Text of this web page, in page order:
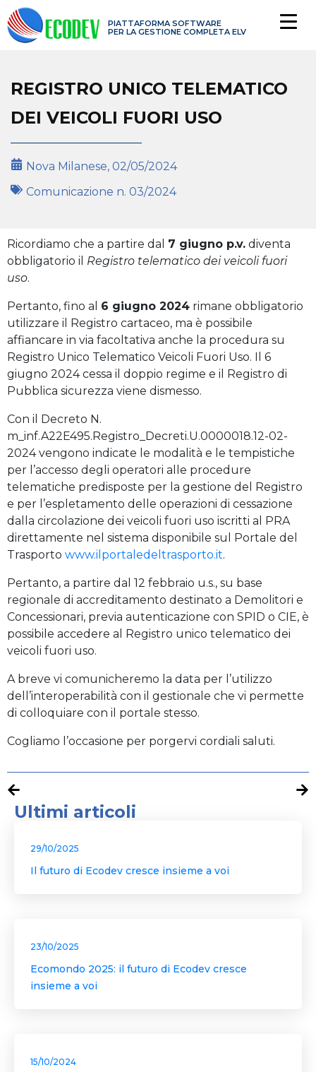
PIATTAFORMA SOFTWARE
PER LA GESTIONE COMPLETA ELV
REGISTRO UNICO TELEMATICO
DEI VEICOLI FUORI USO
Nova Milanese, 02/05/2024
Comunicazione n. 03/2024
Ricordiamo che a partire dal 7 giugno p.v. diventa
obbligatorio il Registro telematico dei veicoli fuori
uso.
Pertanto, fino al 6 giugno 2024 rimane obbligatorio
utilizzare il Registro cartaceo, ma è possibile
affiancare in via facoltativa anche la procedura su
Registro Unico Telematico Veicoli Fuori Uso. Il 6
giugno 2024 cessa il doppio regime e il Registro di
Pubblica sicurezza viene dismesso.
Con il Decreto N.
m_inf.A22E495.Registro_Decreti.U.0000018.12-02-
2024 vengono indicate le modalità e le tempistiche
per l’accesso degli operatori alle procedure
telematiche predisposte per la gestione del Registro
e per l’espletamento delle operazioni di cessazione
dalla circolazione dei veicoli fuori uso iscritti al PRA
direttamente nel sistema disponibile sul Portale del
Trasporto www.ilportaledeltrasporto.it.
Pertanto, a partire dal 12 febbraio u.s., su base
regionale di accreditamento destinato a Demolitori e
Concessionari, previa autenticazione con SPID o CIE, è
possibile accedere al Registro unico telematico dei
veicoli fuori uso.
A breve vi comunicheremo la data per l’utilizzo
dell’interoperabilità con il gestionale che vi permette
di colloquiare con il portale stesso.
Cogliamo l’occasione per porgervi cordiali saluti.
Ultimi articoli
29/10/2025
Il futuro di Ecodev cresce insieme a voi
23/10/2025
Ecomondo 2025: il futuro di Ecodev cresce
insieme a voi
15/10/2024